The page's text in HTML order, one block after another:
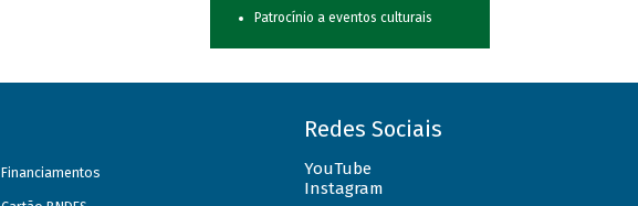
Patrocínio a eventos culturais
Financiamentos
Redes Sociais
YouTube
Instagram